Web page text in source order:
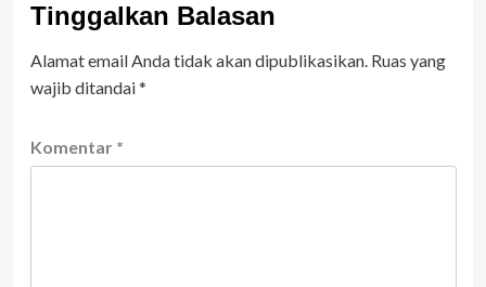
Tinggalkan Balasan
Alamat email Anda tidak akan dipublikasikan. Ruas yang
wajib ditandai*
Komentar *